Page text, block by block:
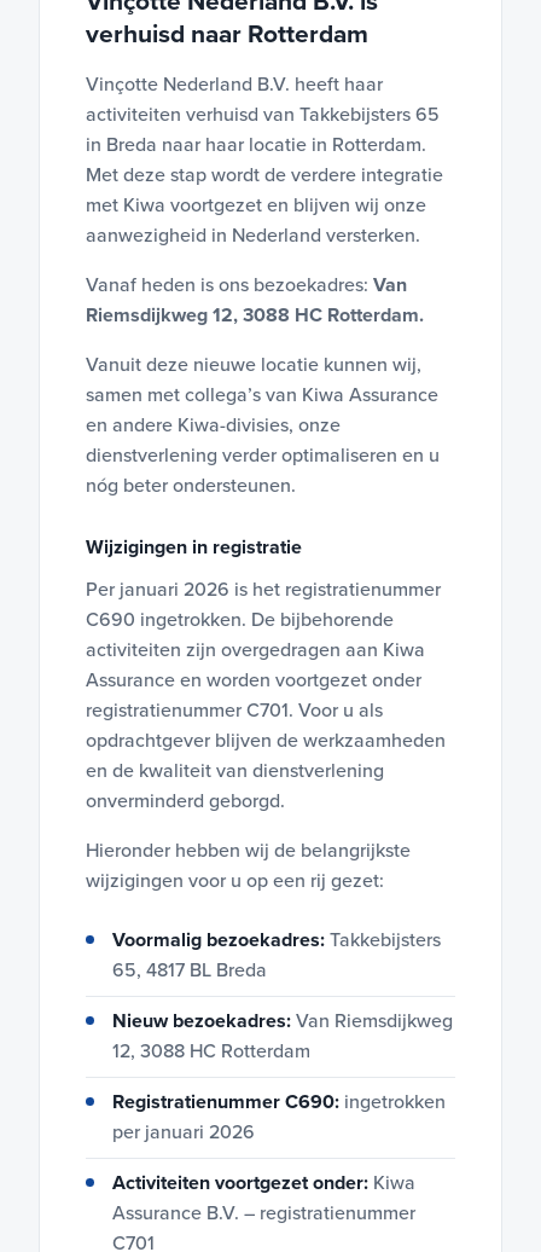
verhuisd naar Rotterdam
Vinçotte Nederland B.V. heeft haar
activiteiten verhuisd van Takkebijsters 65
in Breda naar haar locatie in Rotterdam.
Met deze stap wordt de verdere integratie
met Kiwa voortgezet en blijven wij onze
aanwezigheid in Nederland versterken.
Vanaf heden is ons bezoekadres: Van
Riemsdijkweg 12, 3088 HC Rotterdam.
Vanuit deze nieuwe locatie kunnen wij,
samen met collega’s van Kiwa Assurance
en andere Kiwa-divisies, onze
dienstverlening verder optimaliseren en u
nóg beter ondersteunen.
Wijzigingen in registratie
Per januari 2026 is het registratienummer
C690 ingetrokken. De bijbehorende
activiteiten zijn overgedragen aan Kiwa
Assurance en worden voortgezet onder
registratienummer C701. Voor u als
opdrachtgever blijven de werkzaamheden
en de kwaliteit van dienstverlening
onverminderd geborgd.
Hieronder hebben wij de belangrijkste
wijzigingen voor u op een rij gezet:
Voormalig bezoekadres: Takkebijsters
65, 4817 BL Breda
Nieuw bezoekadres: Van Riemsdijkweg
12, 3088 HC Rotterdam
Registratienummer C690: ingetrokken
per januari 2026
Activiteiten voortgezet onder: Kiwa
Assurance B.V. – registratienummer
C701